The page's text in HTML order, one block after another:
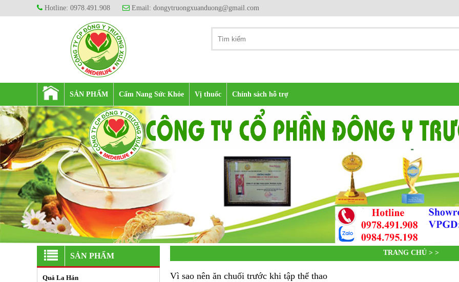
Hotline: 0978.491.908 Email: dongytruongxuanduong@gmail.com
SẢN PHẨM Cẩm Nang Sức Khỏe Vị thuốc Chính sách hỗ trợ
SẢN PHẨM
Quả La Hán
TRANG CHỦ > >
Vì sao nên ăn chuối trước khi tập thể thao